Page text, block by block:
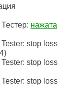
нажата
stop loss
stop loss
stop loss